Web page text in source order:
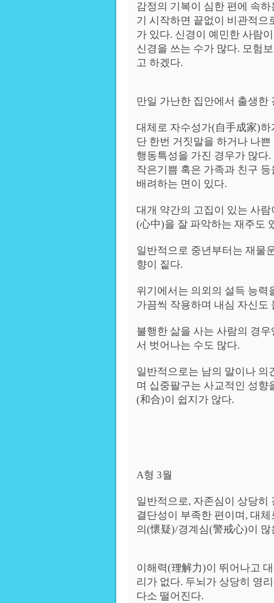
감정의 기복이 심한 편에 속
기 시작하면 끝없이 비관적으
가 있다. 신경이 예민한 사람
신경을 쓰는 수가 많다. 모험
고 하겠다.
만일 가난한 집안에서 출생한
대체로 자수성가(自手成家)
단 한번 거짓말을 하거나 나
행동특성을 가진 경우가 많다.
작은기쁨 혹은 가족과 친구
배려하는 면이 있다.
대개 약간의 고집이 있는 사
(心中)을 잘 파악하는 재주도
일반적으로 중년부터는 재물
향이 짙다.
위기에서는 의외의 설득 능력
가끔씩 작용하며 내심 자신도
불행한 삶을 사는 사람의 경
서 벗어나는 수도 많다.
일반적으로는 남의 말이나 의
며 십중팔구는 사교적인 성향
(和合)이 쉽지가 않다.
A형 3월
일반적으로, 자존심이 상당히
결단성이 부족한 편이며, 대
의(懷疑)/경계심(警戒心)이 많
이해력(理解力)이 뛰어나고
리가 없다. 두뇌가 상당히 영
다소 떨어진다.